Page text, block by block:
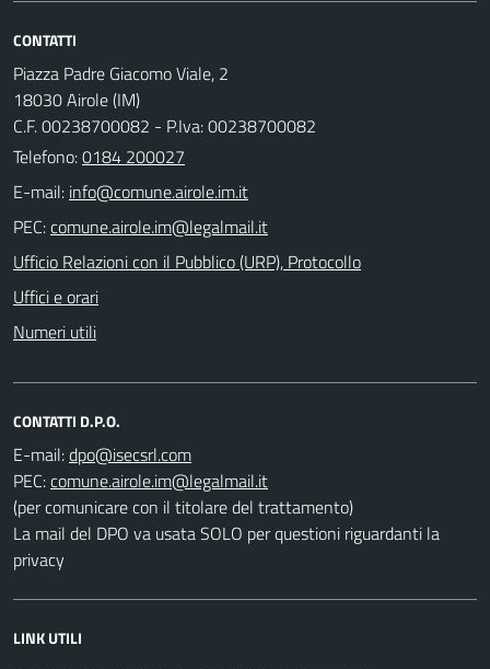
CONTATTI
Piazza Padre Giacomo Viale, 2
18030 Airole (IM)
C.F. 00238700082 - P.Iva: 00238700082
Telefono:0184 200027
E-mail:
PEC:
Ufficio Relazioni con il Pubblico (URP), Protocollo
Uffici e orari
Numeri utili
CONTATTI D.P.O.
E-mail:
PEC:
(per comunicare con il titolare del trattamento)
La mail del DPO va usata SOLO per questioni riguardanti la
privacy
LINK UTILI